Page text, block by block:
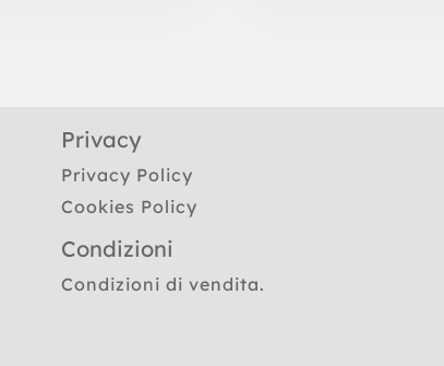
Privacy
Privacy Policy
Cookies Policy
Condizioni
Condizioni di vendita.